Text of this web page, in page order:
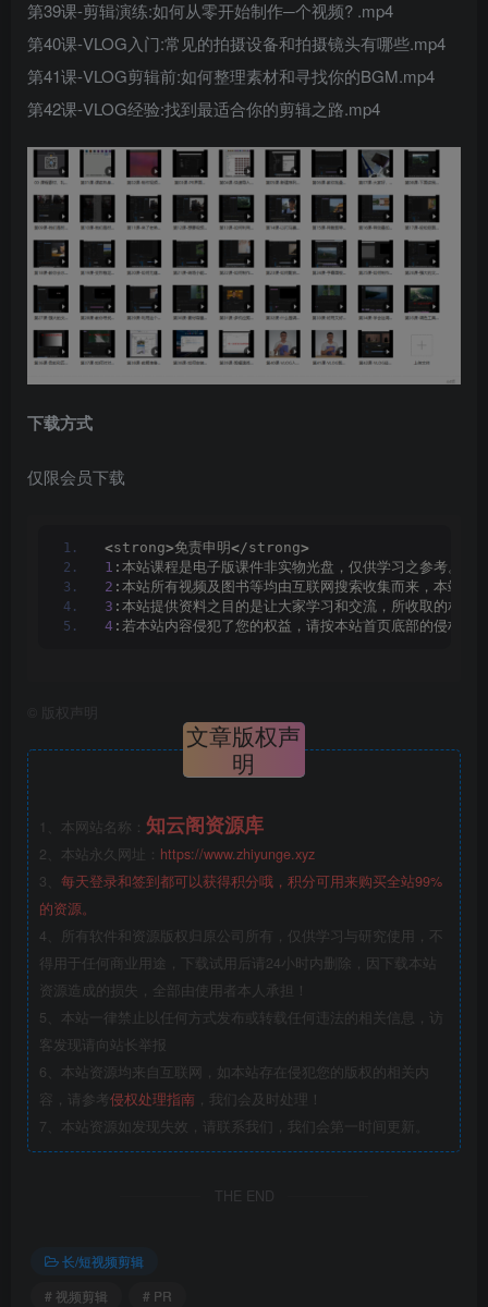
第39课-剪辑演练:如何从零开始制作─个视频? .mp4
第40课-VLOG入门:常见的拍摄设备和拍摄镜头有哪些.mp4
第41课-VLOG剪辑前:如何整理素材和寻找你的BGM.mp4
第42课-VLOG经验:找到最适合你的剪辑之路.mp4
下载方式
仅限会员下载
<strong>免责申明</strong>
1 :本站课程是电子版课件非实物光盘，仅供学习之参考。由
2 :本站所有视频及图书等均由互联网搜索收集而来，本站不
3 :本站提供资料之目的是让大家学习和交流，所收取的相关
4 :若本站内容侵犯了您的权益，请按本站首页底部的侵权处
版权声明
文章版权声
明
1、本网站名称： 知云阁资源库
2、本站永久网址： https://www.zhiyunge.xyz
3、 每天登录和签到都可以获得积分哦，积分可用来购买全站99%
的资源。
4、所有软件和资源版权归原公司所有，仅供学习与研究使用，不
得用于任何商业用途，下载试用后请24小时内删除，因下载本站
资源造成的损失，全部由使用者本人承担！
5、本站一律禁止以任何方式发布或转载任何违法的相关信息，访
客发现请向站长举报
6、本站资源均来自互联网，如本站存在侵犯您的版权的相关内
容，请参考侵权处理指南 ，我们会及时处理！
7、本站资源如发现失效，请联系我们，我们会第一时间更新。
THE END
长/短视频剪辑
# 视频剪辑
# PR